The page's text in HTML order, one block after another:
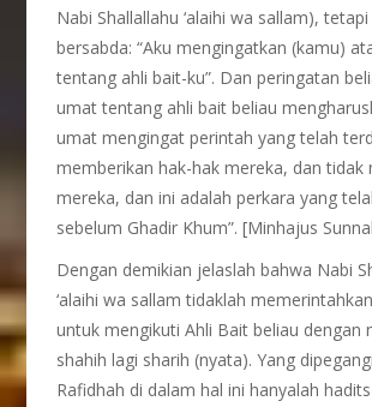
Nabi Shallallahu ‘alaihi wa sallam),
bersabda: “Aku mengingatkan (kamu)
tentang ahli bait-ku”. Dan peringatan
umat tentang ahli bait beliau
umat mengingat perintah yang telah
memberikan hak-hak mereka, dan tidak
mereka, dan ini adalah perkara yang
sebelum Ghadir Khum”. [Minhajus
Dengan demikian jelaslah bahwa Nabi
‘alaihi wa sallam tidaklah
untuk mengikuti Ahli Bait beliau dengan
shahih lagi sharih (nyata). Yang
Rafidhah di dalam hal ini hanyalah